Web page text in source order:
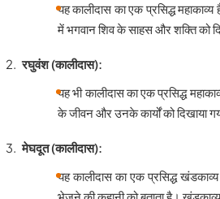
यह कालीदास का एक प्रसिद्ध महाकाव्य
में भगवान शिव के साहस और शक्ति को
रघुवंश (कालीदास):
यह भी कालीदास का एक प्रसिद्ध
के जीवन और उनके कार्यों को दिखाया
मेघदूत (कालीदास):
यह कालीदास का एक प्रसिद्ध